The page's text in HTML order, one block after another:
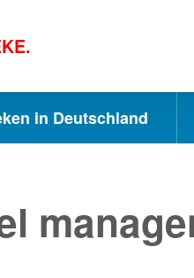
in Deutschland
S
S
S